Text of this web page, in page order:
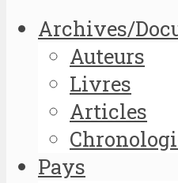
Archives/
Auteurs
Livres
Articles
Pays